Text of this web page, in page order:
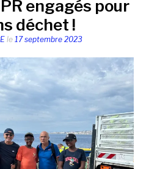
engagés pour
déchet !
le 17 septembre 2023